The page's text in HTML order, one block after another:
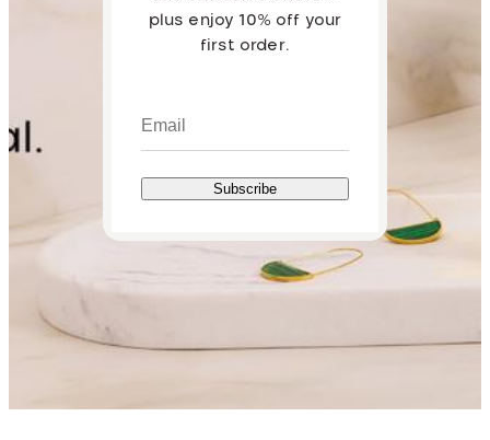
plus enjoy 10% off your
first order.
Subscribe